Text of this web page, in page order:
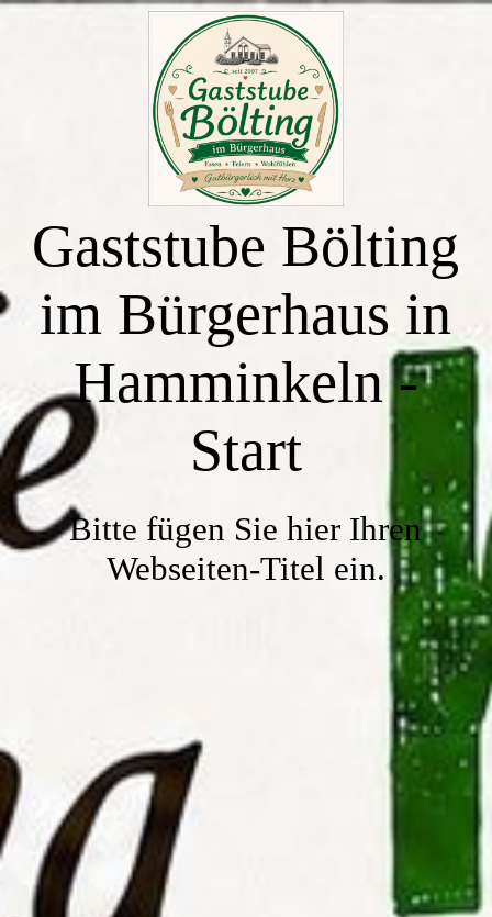
Gaststube Bölting
im Bürgerhaus in
Hamminkeln -
Start
Bitte fügen Sie hier Ihren
Webseiten-Titel ein.
Essen zum Mitnehmen
Buffettermine & Veranstaltungen
Räumlichkeiten
Saal - Bürgerhaus
Gaststube
Kontakt
Vereinslokal